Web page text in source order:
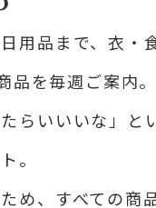
用品まで、衣・
品を毎週ご案内
らいいいな」と
。
め、すべての商